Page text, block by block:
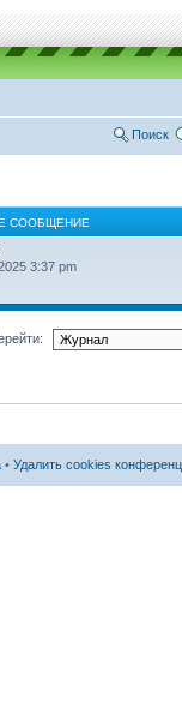
Поиск
СООБЩЕНИЕ
3:37 pm
• Удалить cookies